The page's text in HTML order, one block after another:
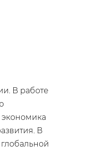
В работе
экономика
В